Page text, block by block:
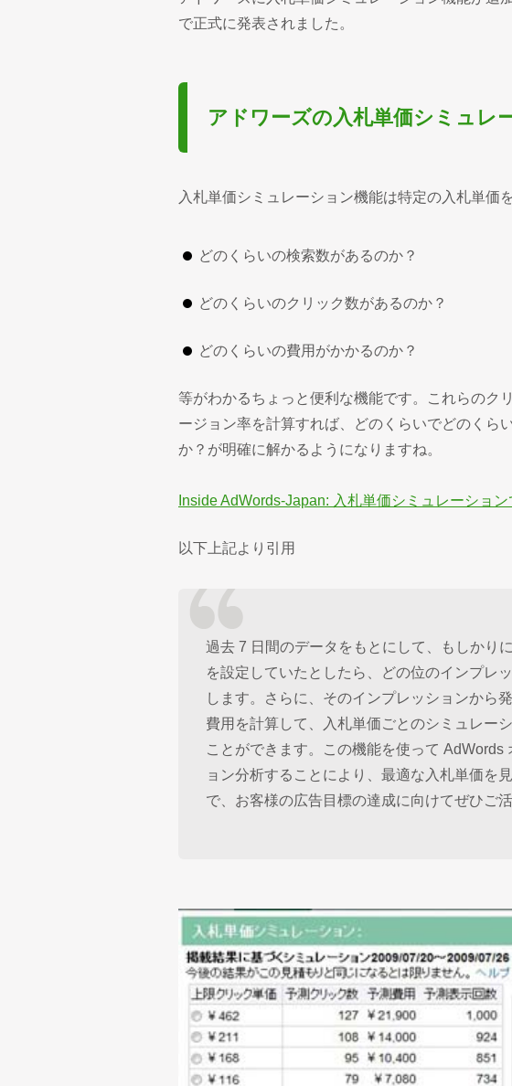
で正式に発表されました。
アドワーズの入札単価シミュレ
入札単価シミュレーション機能は特定の入札単価
どのくらいの検索数があるのか？
どのくらいのクリック数があるのか？
どのくらいの費用がかかるのか？
等がわかるちょっと便利な機能です。これらのク
ージョン率を計算すれば、どのくらいでどのくら
か？が明確に解かるようになりますね。
Inside AdWords-Japan: 入札単価シミュレーショ
以下上記より引用
過去 7 日間のデータをもとにして、もしかり
を設定していたとしたら、どの位のインプレ
します。さらに、そのインプレッションから
費用を計算して、入札単価ごとのシミュレー
ことができます。この機能を使って AdWords
ョン分析することにより、最適な入札単価を
で、お客様の広告目標の達成に向けてぜひご活